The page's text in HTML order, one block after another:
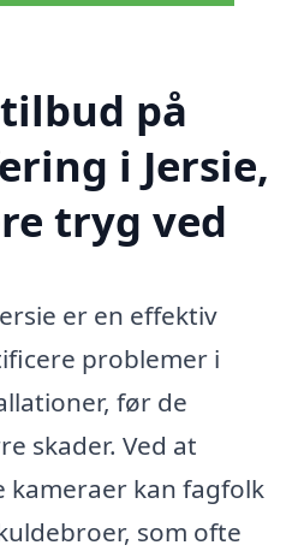
på
i Jersie,
tryg ved
er en effektiv
problemer i
før de
skader. Ved at
kameraer kan fagfolk
som ofte